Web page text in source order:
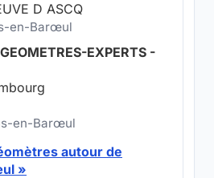
D ASCQ
en-Barœul
EXPERTS -
en-Barœul
autour de
»